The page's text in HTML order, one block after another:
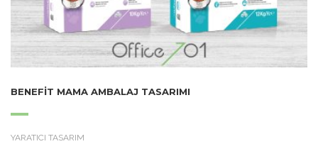
BENEFIT MAMA AMBALAJ TASARIMI
YARATICI TASARIM